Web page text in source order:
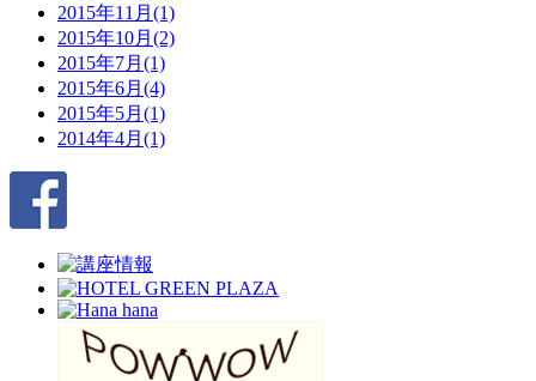
2015年11月(1)
2015年10月(2)
2015年7月(1)
2015年6月(4)
2015年5月(1)
2014年4月(1)